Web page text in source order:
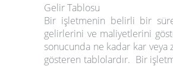
Gelir Tablosu
Bir işletmenin belirli bir
gelirlerini ve maliyetlerini
sonucunda ne kadar kar veya
gösteren tablolardır. Bir